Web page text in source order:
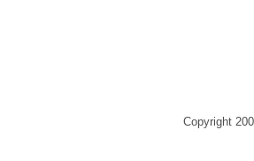
Copyright